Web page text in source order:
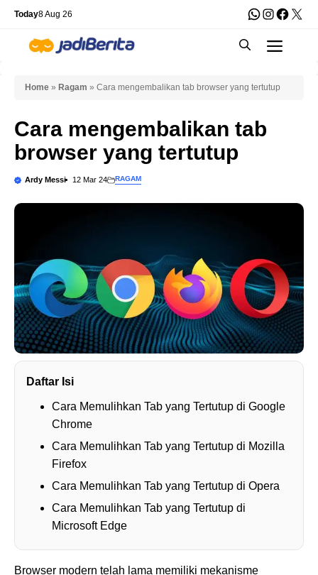
Skip
content
Today8 Aug 26 WhatsApp
X
Home » Ragam » Cara mengembalikan tab browser yang tertutup
Cara mengembalikan tab
browser yang tertutup
Ardy Messi 12 Mar 24 RAGAM
Daftar Isi
Cara Memulihkan Tab yang Tertutup di Google
Chrome
Cara Memulihkan Tab yang Tertutup di Mozilla
Firefox
Cara Memulihkan Tab yang Tertutup di Opera
Cara Memulihkan Tab yang Tertutup di
Microsoft Edge
Browser modern telah lama memiliki mekanisme